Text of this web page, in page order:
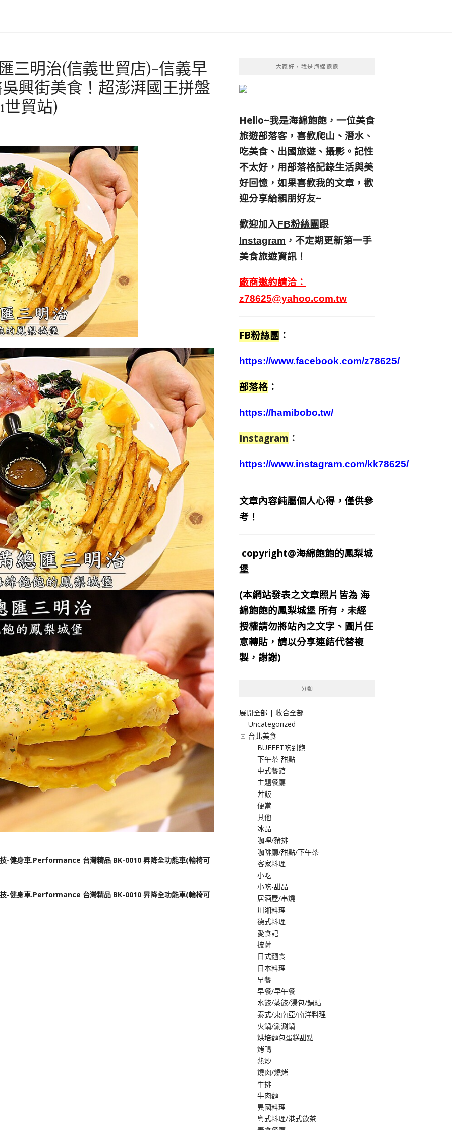
三明治(信義世貿店)-信義早
興街美食！超澎湃國王拼盤
世貿站)
大家好，我是海綿飽飽
Hello~我是海綿飽飽，一位美食
旅遊部落客， 喜歡爬山、潛水、
吃美食、出國旅遊、攝影。 記性
不太好，用部落格記錄生活與美
好回憶， 如果喜歡我的文章，歡
迎分享給親朋好友~
歡迎加入FB粉絲團跟
Instagram ，不定期更新第一手
美食旅遊資訊！
廠商邀約請洽：
z78625@yahoo.com.tw
FB粉絲團 ：
https://www.facebook.com/z78625/
部落格 ：
https://hamibobo.tw/
Instagram ：
https://www.instagram.com/kk78625/
文章內容純屬個人心得，僅供參
考！
copyright@海綿飽飽的鳳梨城
堡
(本網站發表之文章照片皆為 海
綿飽飽的鳳梨城堡 所有，未經
授權請勿將站內之文字、圖片任
意轉貼，請以分享連結代替複
製，謝謝)
分類
展開全部 | 收合全部
Uncategorized
台北美食
BUFFET吃到飽
下午茶-甜點
中式餐館
主題餐廳
丼飯
便當
其他
冰品
咖哩/豬排
咖啡廳/甜點/下午茶
客家料理
小吃
小吃-甜品
居酒屋/串燒
川湘料理
德式料理
愛食記
披薩
日式麵食
日本料理
早餐
早餐/早午餐
水餃/蒸餃/湯包/鍋貼
泰式/東南亞/南洋料理
火鍋/涮涮鍋
烘培麵包蛋糕甜點
烤鴨
熱炒
燒肉/燒烤
牛排
牛肉麵
異國料理
粵式料理/港式飲茶